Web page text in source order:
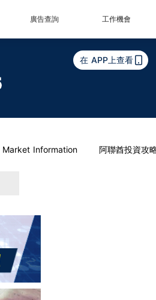
廣告查詢 工作機會
在 APP上查看
Market Information 阿聯酋投資攻